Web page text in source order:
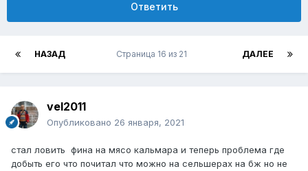
Ответить
НАЗАД ДАЛЕЕ
Страница 16 из 21
vel2011
Опубликовано 26 января, 2021
стал ловить фина на мясо кальмара и теперь проблема где
добыть его что почитал что можно на сельшерах на бж но не